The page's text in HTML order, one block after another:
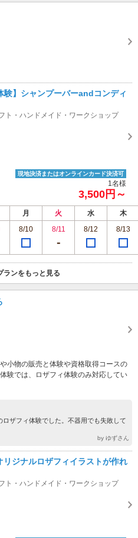
験】シャンプーバーandコンディ
ト・ハンドメイド・ワークショップ
現地決済またはオンラインカード決済可
1名様
3,500円～
月 火 水
木
8/10 8/11 8/12 8/13
ランをもっと見る
小物の販売と体験や資格取得コースの
験では、ロザフィ体験のみ対応してい
ザフィ体験でした。不器用でも失敗して
by ゆずさん
リジナルロザフィイラストが作れ
ト・ハンドメイド・ワークショップ